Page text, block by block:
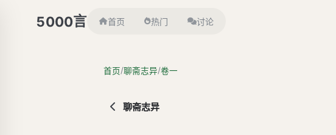
5000言 首页 热门 讨论
首页/聊斋志异/卷一
聊斋志异